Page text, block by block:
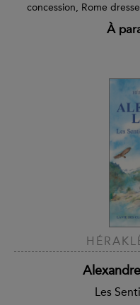
concession, Rome
À
Les